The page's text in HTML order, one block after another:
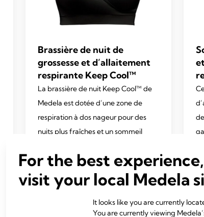
Brassière de nuit de
grossesse et d’allaitement
respirante Keep Cool™
La brassière de nuit Keep Cool™ de
Medela est dotée d’une zone de
respiration à dos nageur pour des
nuits plus fraîches et un sommeil
4.6 (129)
4.6
out
For the best
visit your local Medela
It looks like you are currently
You are currently viewing